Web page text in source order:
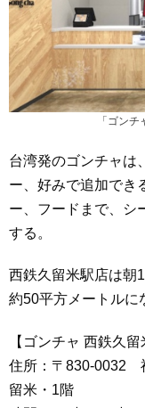
「ゴン
台湾発のゴンチャは
ー、好みで追加でき
ー、フードまで、シ
する。
西鉄久留米駅店は朝
約50平方メートルに
【ゴンチャ 西鉄久留
住所：〒830-0032
留米・1階